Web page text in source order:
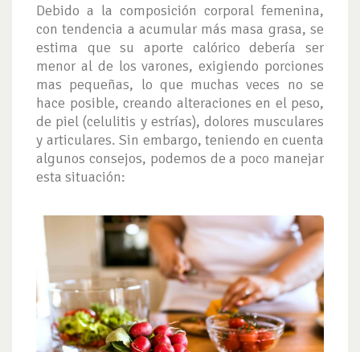
Debido a la composición corporal femenina,
con tendencia a acumular más masa grasa, se
estima que su aporte calórico debería ser
menor al de los varones, exigiendo porciones
mas pequeñas, lo que muchas veces no se
hace posible, creando alteraciones en el peso,
de piel (celulitis y estrías), dolores musculares
y articulares. Sin embargo, teniendo en cuenta
algunos consejos, podemos de a poco manejar
esta situación: